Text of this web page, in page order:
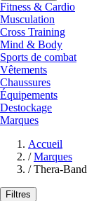
Fitness & Cardio
Musculation
Cross Training
Mind & Body
Sports de combat
Vêtements
Chaussures
Équipements
Destockage
Marques
Accueil
/ Marques
/ Thera-Band
Filtres